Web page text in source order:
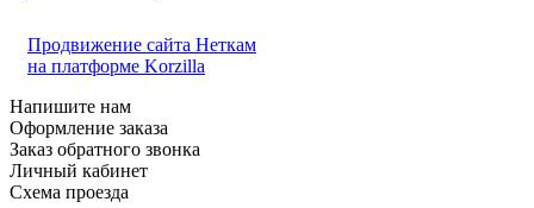
Продвижение сайта Неткам
на платформе Korzilla
Напишите нам
Оформление заказа
Заказ обратного звонка
Личный кабинет
Схема проезда